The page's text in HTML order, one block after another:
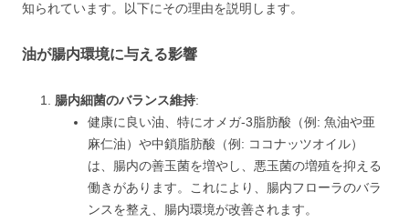
知られています。以下にその理由を説明します。
油が腸内環境に与える影響
腸内細菌のバランス維持:
健康に良い油、特にオメガ-3脂肪酸（例: 魚油や亜
麻仁油）や中鎖脂肪酸（例: ココナッツオイル）
は、腸内の善玉菌を増やし、悪玉菌の増殖を抑える
働きがあります。これにより、腸内フローラのバラ
ンスを整え、腸内環境が改善されます。